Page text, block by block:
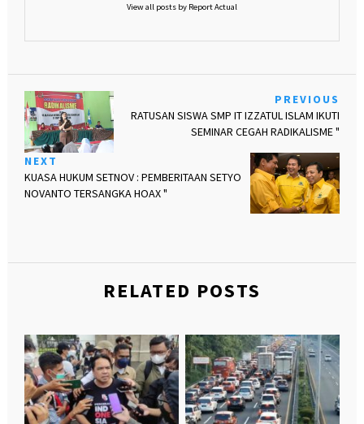
View all posts by Report Actual
PREVIOUS
RATUSAN SISWA SMP IT IZZATUL ISLAM IKUTI
SEMINAR CEGAH RADIKALISME "
NEXT
KUASA HUKUM SETNOV : PEMBERITAAN SETYO
NOVANTO TERSANGKA HOAX "
RELATED POSTS